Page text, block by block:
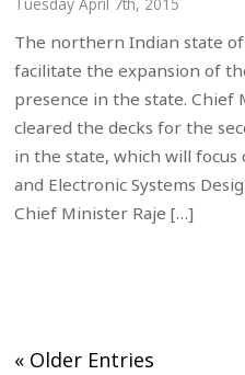
The northern Indian state
facilitate the expansion of
presence in the state. Chief
cleared the decks for the
in the state, which will focus
and Electronic Systems
Chief Minister Raje […]
« Older Entries